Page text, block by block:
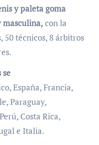
y paleta goma
masculina,con la
50 técnicos, 8 árbitros
se
España, Francia,
Paraguay,
Costa Rica,
e Italia.